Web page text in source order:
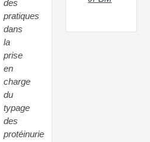
des
pratiques
dans
la
prise
en
charge
du
typage
des
protéinurie